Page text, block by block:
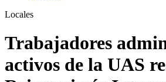
Locales
Trabajadores
activos de la UAS